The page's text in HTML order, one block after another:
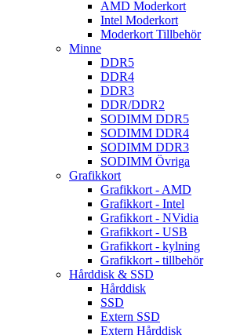
AMD Moderkort
Intel Moderkort
Moderkort Tillbehör
Minne
DDR5
DDR4
DDR3
DDR/DDR2
SODIMM DDR5
SODIMM DDR4
SODIMM DDR3
SODIMM Övriga
Grafikkort
Grafikkort - AMD
Grafikkort - Intel
Grafikkort - NVidia
Grafikkort - USB
Grafikkort - kylning
Grafikkort - tillbehör
Hårddisk & SSD
Hårddisk
SSD
Extern SSD
Extern Hårddisk